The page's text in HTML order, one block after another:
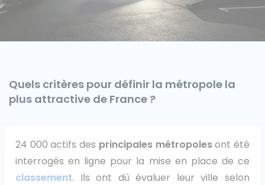
Voitures de société et Pick-
Citroën
Fiat
Ford
Quels critères pour définir la métropole la
plus attractive de France ?
24 000 actifs des principales métropolesont été
interrogés en ligne pour la mise en place de ce
classement. Ils ont dû évaluer leur ville selon